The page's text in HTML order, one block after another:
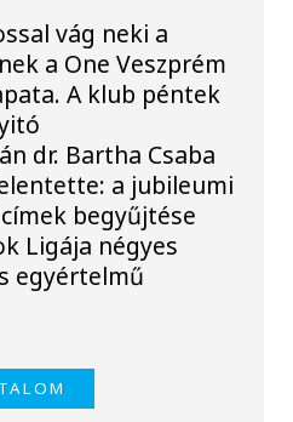
vág neki a
a One Veszprém
A klub péntek
dr. Bartha Csaba
a jubileumi
begyűjtése
Ligája négyes
egyértelmű